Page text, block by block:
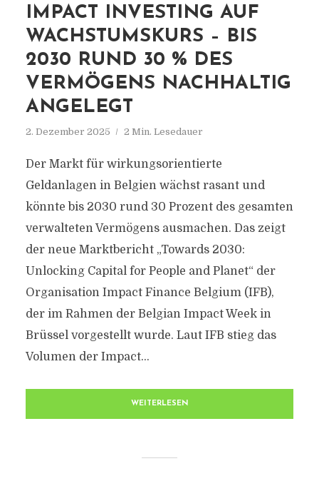
IMPACT INVESTING AUF
WACHSTUMSKURS – BIS
2030 RUND 30 % DES
VERMÖGENS NACHHALTIG
ANGELEGT
2. Dezember 2025 2 Min. Lesedauer
Der Markt für wirkungsorientierte
Geldanlagen in Belgien wächst rasant und
könnte bis 2030 rund 30 Prozent des gesamten
verwalteten Vermögens ausmachen. Das zeigt
der neue Marktbericht „Towards 2030:
Unlocking Capital for People and Planet“ der
Organisation Impact Finance Belgium (IFB),
der im Rahmen der Belgian Impact Week in
Brüssel vorgestellt wurde. Laut IFB stieg das
Volumen der Impact...
WEITERLESEN